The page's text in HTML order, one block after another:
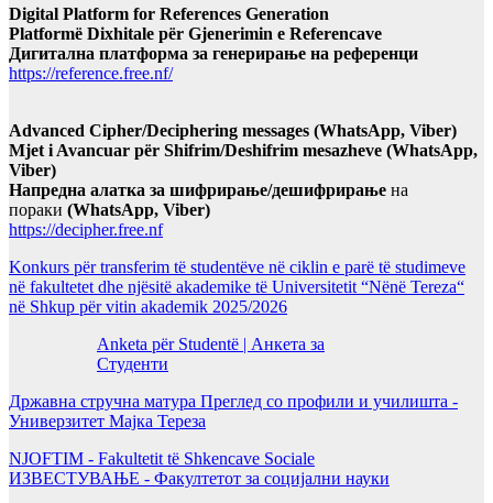
Digital Platform for References Generation
Platformë Dixhitale për Gjenerimin e Referencave
Дигитална платформа за генерирање на референци
https://reference.free.nf/
Advanced Cipher/Deciphering messages (WhatsApp, Viber)
Mjet i Avancuar për Shifrim/Deshifrim mesazheve (WhatsApp,
Viber)
Напредна алатка за шифрирање/дешифрирање на
пораки (WhatsApp, Viber)
https://decipher.free.nf
Konkurs për transferim të studentëve në ciklin e parë të studimeve
në fakultetet dhe njësitë akademike të Universitetit “Nënë Tereza“
në Shkup për vitin akademik 2025/2026
Anketa për Studentë | Анкета за
Студенти
Државна стручна матура Преглед со профили и училишта -
Универзитет Мајка Тереза
NJOFTIM - Fakultetit të Shkencave Sociale
ИЗВЕСТУВАЊЕ - Факултетот за социјални науки